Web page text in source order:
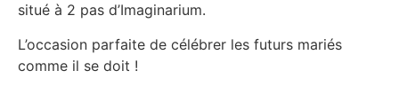
situé à 2 pas d’Imaginarium.
L’occasion parfaite de célébrer les futurs mariés
comme il se doit !